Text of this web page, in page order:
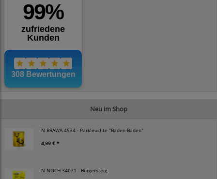
Neu im Shop
N BRAWA 4534 - Parkleuchte "Baden-Baden"
4,99 € *
N NOCH 34071 - Bürgersteig